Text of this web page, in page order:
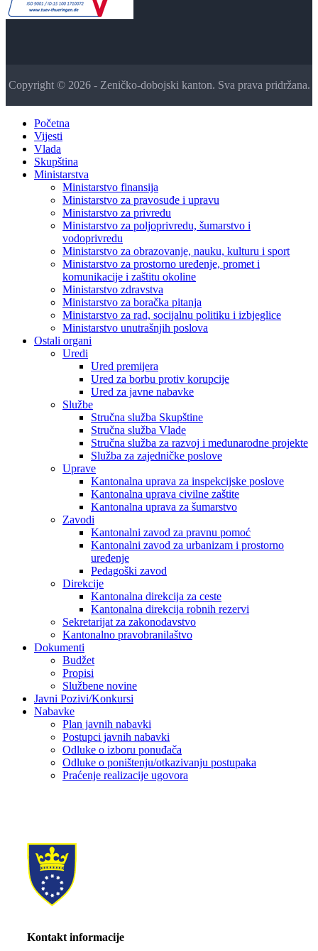
Copyright © 2026 - Zeničko-dobojski kanton. Sva prava pridržana.
Početna
Vijesti
Vlada
Skupština
Ministarstva
Ministarstvo finansija
Ministarstvo za pravosuđe i upravu
Ministarstvo za privredu
Ministarstvo za poljoprivredu, šumarstvo i
vodoprivredu
Ministarstvo za obrazovanje, nauku, kulturu i sport
Ministarstvo za prostorno uređenje, promet i
komunikacije i zaštitu okoline
Ministarstvo zdravstva
Ministarstvo za boračka pitanja
Ministarstvo za rad, socijalnu politiku i izbjeglice
Ministarstvo unutrašnjih poslova
Ostali organi
Uredi
Ured premijera
Ured za borbu protiv korupcije
Ured za javne nabavke
Službe
Stručna služba Skupštine
Stručna služba Vlade
Stručna služba za razvoj i međunarodne projekte
Služba za zajedničke poslove
Uprave
Kantonalna uprava za inspekcijske poslove
Kantonalna uprava civilne zaštite
Kantonalna uprava za šumarstvo
Zavodi
Kantonalni zavod za pravnu pomoć
Kantonalni zavod za urbanizam i prostorno
uređenje
Pedagoški zavod
Direkcije
Kantonalna direkcija za ceste
Kantonalna direkcija robnih rezervi
Sekretarijat za zakonodavstvo
Kantonalno pravobranilaštvo
Dokumenti
Budžet
Propisi
Službene novine
Javni Pozivi/Konkursi
Nabavke
Plan javnih nabavki
Postupci javnih nabavki
Odluke o izboru ponuđača
Odluke o poništenju/otkazivanju postupaka
Praćenje realizacije ugovora
Kontakt informacije